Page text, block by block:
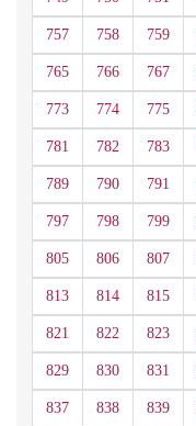
757 758 759
765 766 767
773 774 775
781 782 783
789 790 791
797 798 799
805 806 807
813 814 815
821 822 823
829 830 831
837 838 839